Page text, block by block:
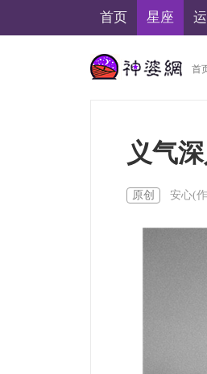
首页 星座
首
义气
原创 安心(